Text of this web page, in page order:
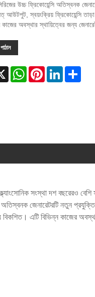
উচ্চ ফ্রিকোয়েন্সি অতিস্বনক
আউটপুট, স্বয়ংক্রিয় ফ্রিকোয়েন্সি তাড়া
কাজের অবস্থার স্থায়িত্বের জন্য
X WhatsAppPinterestLinkedIn
সংস্থা দশ বছরেরও
জেনারেটরটি নতুন
এটি বিভিন্ন কাজের